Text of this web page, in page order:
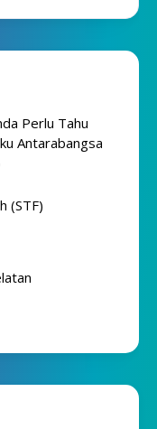
Perlu Tahu
Antarabangsa
(STF)